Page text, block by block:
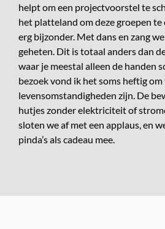
helpt om een projectvoorstel te
het platteland om deze groepen
erg bijzonder. Met dans en zang
geheten. Dit is totaal anders dan
waar je meestal alleen de handen
bezoek vond ik het soms heftig om
levensomstandigheden zijn. De
hutjes zonder elektriciteit of
sloten we af met een applaus, en
pinda’s als cadeau mee.